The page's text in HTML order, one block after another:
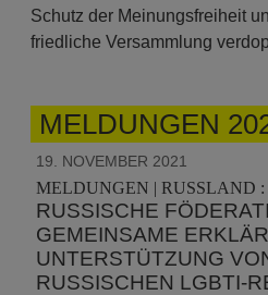
Schutz der Meinungsfreiheit
friedliche Versammlung
MELDUNGEN
19. NOVEMBER 2021
MELDUNGEN | RUSSLAND :
RUSSISCHE
GEMEINSAME
UNTERSTÜTZUNG
RUSSISCHEN LGBTI-